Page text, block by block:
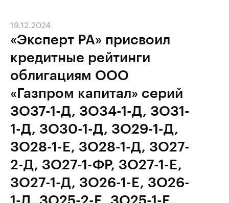
«Эксперт РА» присвоил
кредитные рейтинги
облигациям ООО
«Газпром капитал» серий
ЗО37-1-Д, ЗО34-1-Д, ЗО31-
1-Д, ЗО30-1-Д, ЗО29-1-Д,
ЗО28-1-E, ЗО28-1-Д, ЗО27-
2-Д, ЗО27-1-ФР, ЗО27-1-Е,
ЗО27-1-Д, ЗО26-1-Е, ЗО26-
1-Д, ЗО25-2-Е, ЗО25-1-Е,
19.12.2024